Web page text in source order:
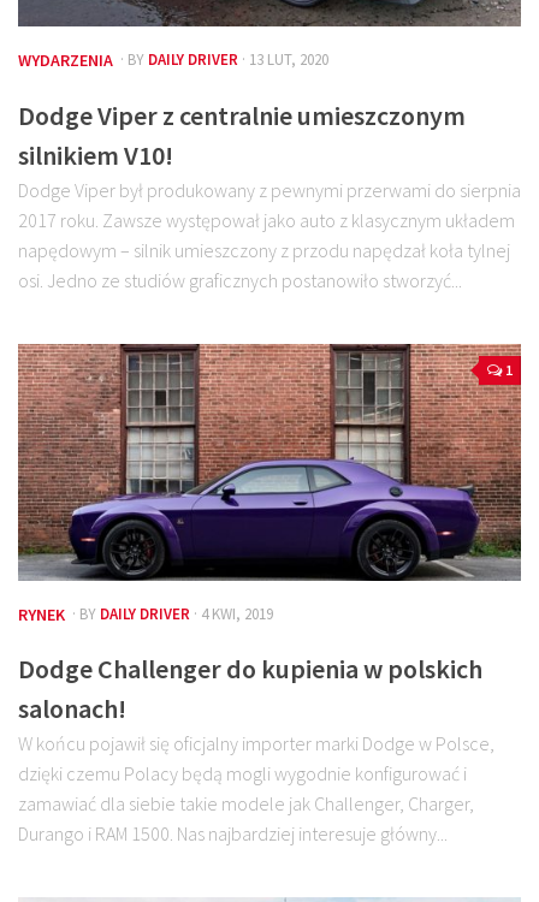
WYDARZENIA · BY DAILY DRIVER · 13 LUT, 2020
Dodge Viper z centralnie umieszczonym
silnikiem V10!
Dodge Viper był produkowany z pewnymi przerwami do sierpnia
2017 roku. Zawsze występował jako auto z klasycznym układem
napędowym – silnik umieszczony z przodu napędzał koła tylnej
osi. Jedno ze studiów graficznych postanowiło stworzyć...
1
RYNEK · BY DAILY DRIVER · 4 KWI, 2019
Dodge Challenger do kupienia w polskich
salonach!
W końcu pojawił się oficjalny importer marki Dodge w Polsce,
dzięki czemu Polacy będą mogli wygodnie konfigurować i
zamawiać dla siebie takie modele jak Challenger, Charger,
Durango i RAM 1500. Nas najbardziej interesuje główny...